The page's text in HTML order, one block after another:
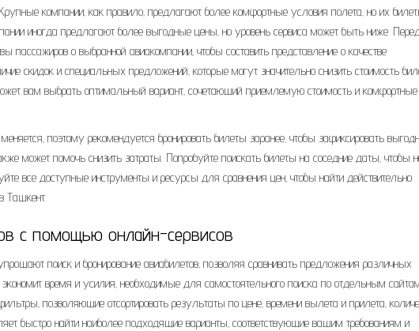
компании‚ как правило‚ предлагают более комфортные условия полета‚ но их
иногда предлагают более выгодные цены‚ но уровень сервиса может быть ниже.
пассажиров о выбранной авиакомпании‚ чтобы составить представление о качестве
скидок и специальных предложений‚ которые могут значительно снизить стоимость
вам выбрать оптимальный вариант‚ сочетающий приемлемую стоимость и комфортные
поэтому рекомендуется бронировать билеты заранее‚ чтобы зафиксировать
может помочь снизить затраты. Попробуйте поискать билеты на соседние даты‚ чтобы
все доступные инструменты и ресурсы для сравнения цен‚ чтобы найти действительно
Ташкент.
с помощью онлайн-сервисов
поиск и бронирование авиабилетов‚ позволяя сравнивать предложения различных
время и усилия‚ необходимые для самостоятельного поиска по отдельным
позволяющие отсортировать результаты по цене‚ времени вылета и прилета‚
быстро найти наиболее подходящие варианты‚ соответствующие вашим требованиям и